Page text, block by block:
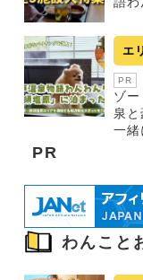
エ
PR
ゾ
泉
一緒
PR
わんこと